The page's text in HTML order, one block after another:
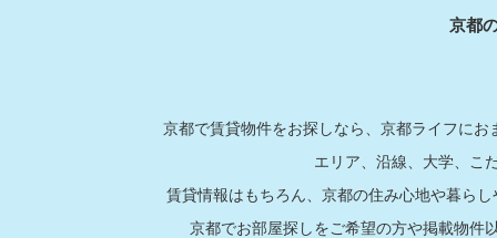
京都
京都で賃貸物件をお探しなら、京都ライフに
エリア、沿線、大学、こ
賃貸情報はもちろん、京都の住み心地や暮ら
京都でお部屋探しをご希望の方や掲載物件